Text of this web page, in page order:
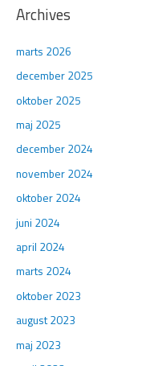
Archives
marts 2026
december 2025
oktober 2025
maj 2025
december 2024
november 2024
oktober 2024
juni 2024
april 2024
marts 2024
oktober 2023
august 2023
maj 2023